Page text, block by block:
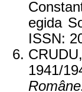
egida
ISSN:
1941/